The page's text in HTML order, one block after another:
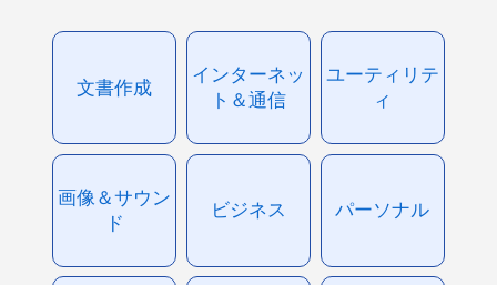
文書作成
インターネッ
ト＆通信
ユーティリテ
ィ
画像＆サウン
ド
ビジネス パーソナル